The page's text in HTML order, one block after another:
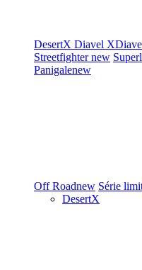
DesertX Diavel
Streetfighternew
Panigalenew
Off Roadnew Série
DesertX